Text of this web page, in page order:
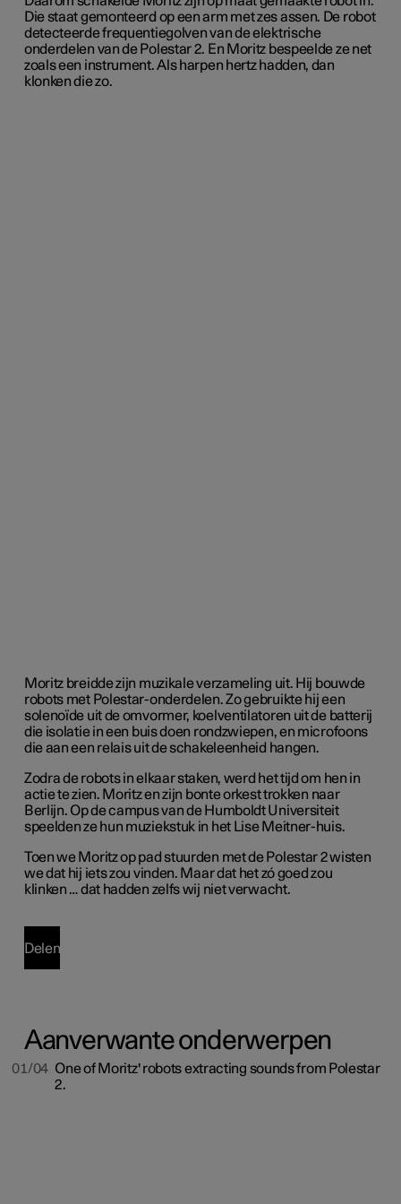
Die staat gemonteerd op een arm met zes assen. De robot
detecteerde frequentiegolven van de elektrische
onderdelen van de Polestar 2. En Moritz bespeelde ze net
zoals een instrument. Als harpen hertz hadden, dan
klonken die zo.
01/04 One of Moritz' robots extracting sounds from Polestar
2.
Moritz breidde zijn muzikale verzameling uit. Hij bouwde
robots met Polestar-onderdelen. Zo gebruikte hij een
solenoïde uit de omvormer, koelventilatoren uit de batterij
die isolatie in een buis doen rondzwiepen, en microfoons
die aan een relais uit de schakeleenheid hangen.
Zodra de robots in elkaar staken, werd het tijd om hen in
actie te zien. Moritz en zijn bonte orkest trokken naar
Berlijn. Op de campus van de Humboldt Universiteit
speelden ze hun muziekstuk in het Lise Meitner-huis.
Toen we Moritz op pad stuurden met de Polestar 2 wisten
we dat hij iets zou vinden. Maar dat het zó goed zou
klinken … dat hadden zelfs wij niet verwacht.
Delen
Aanverwante onderwerpen